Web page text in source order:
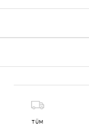
TÜM